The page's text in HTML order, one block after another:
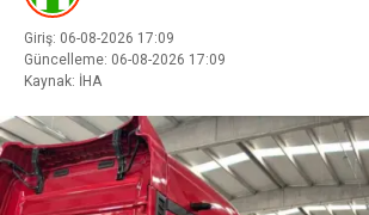
Giriş: 06-08-2026 17:09
Güncelleme: 06-08-2026 17:09
Kaynak: İHA